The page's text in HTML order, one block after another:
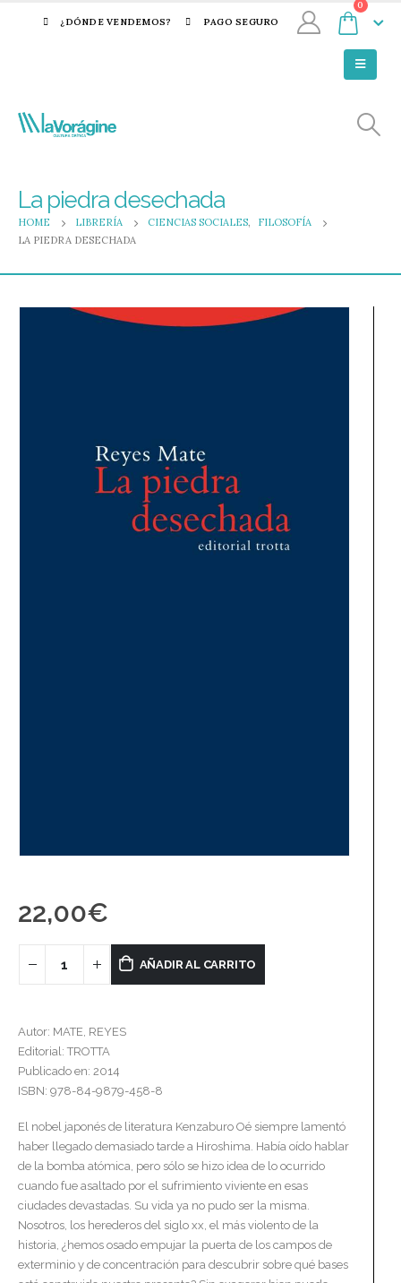
¿DÓNDE VENDEMOS? PAGO SEGURO
0
La piedra desechada
HOME LIBRERÍA CIENCIAS SOCIALES,
FILOSOFÍA
LA PIEDRA DESECHADA
22,00€
AÑADIR AL CARRITO
Autor: MATE, REYES
Editorial: TROTTA
Publicado en: 2014
ISBN: 978-84-9879-458-8
El nobel japonés de literatura Kenzaburo Oé siempre lamentó
haber llegado demasiado tarde a Hiroshima. Había oído hablar
de la bomba atómica, pero sólo se hizo idea de lo ocurrido
cuando fue asaltado por el sufrimiento viviente en esas
ciudades devastadas. Su vida ya no pudo ser la misma.
Nosotros, los herederos del siglo xx, el más violento de la
historia, ¿hemos osado empujar la puerta de los campos de
exterminio y de concentración para descubrir sobre qué bases